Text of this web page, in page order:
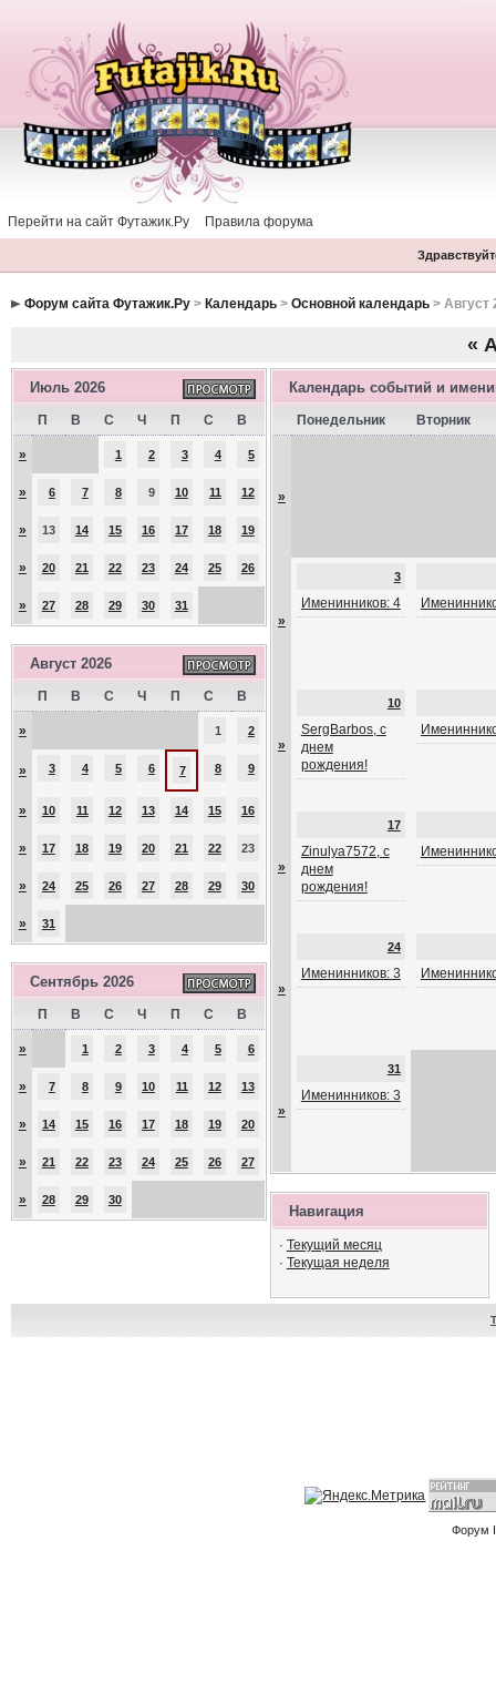
Перейти на сайт Футажик.Ру Правила форума
Форум сайта Футажик.Ру> Календарь> Основной календарь> Август
«
Июль 2026
П В С Ч П С В
» 1 2 3 4 5
» 6 7 8 9 10 11 12
» 13 14 15 16 17 18 19
» 20 21 22 23 24 25 26
» 27 28 29 30 31
Август 2026
П В С Ч П С В
» 1 2
» 3 4 5 6 7 8 9
» 10 11 12 13 14 15 16
» 17 18 19 20 21 22 23
» 24 25 26 27 28 29 30
» 31
Сентябрь 2026
П В С Ч П С В
» 1 2 3 4 5 6
» 7 8 9 10 11 12 13
» 14 15 16 17 18 19 20
» 21 22 23 24 25 26 27
» 28 29 30
Календарь событий и
Понедельник Вторник
»
»
3
Именинников: 4
»
10
SergBarbos, с
днем
рождения!
»
17
Zinulya7572, с
днем
рождения!
»
24
Именинников: 3
»
31
Именинников: 3
Навигация
· Текущий месяц
· Текущая неделя
Форум